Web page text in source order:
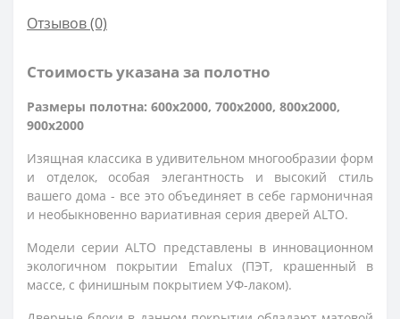
Отзывов (0)
Стоимость указана за полотно
Размеры полотна: 600x2000, 700x2000, 800x2000,
900x2000
Изящная классика в удивительном многообразии форм
и отделок, особая элегантность и высокий стиль
вашего дома - все это объединяет в себе гармоничная
и необыкновенно вариативная серия дверей ALTO.
Модели серии ALTO представлены в инновационном
экологичном покрытии Emalux (ПЭТ, крашенный в
массе, с финишным покрытием УФ-лаком).